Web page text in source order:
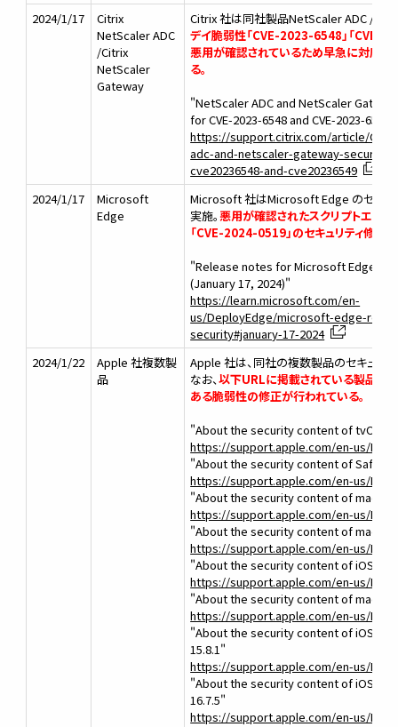
2024/1/17
Citrix
NetScaler ADC
/Citrix
NetScaler
Gateway
Citrix 社は同社製品NetScaler ADC /
デイ脆弱性「CVE-2023-6548」「CVE-
悪用が確認されているため早急に対応す
る。
"NetScaler ADC and NetScaler
for CVE-2023-6548 and CVE-2023-6549"
https://support.citrix.com/article/
adc-and-netscaler-gateway-security-
cve20236548-and-cve20236549
2024/1/17
Microsoft
Edge
Microsoft 社はMicrosoft Edge のセキュ
実施。悪用が確認されたスクリプトエン
「CVE-2024-0519」のセキュリティ修正も
"Release notes for Microsoft Edge
(January 17, 2024)"
https://learn.microsoft.com/en-
us/DeployEdge/microsoft-edge-
security#january-17-2024
2024/1/22
Apple 社複数製
品
Apple 社は、同社の複数製品のセキュリ
なお、以下URLに掲載されている製品は
ある脆弱性の修正が行われている。
"About the security content of tvOS
https://support.apple.com/en-us/
"About the security content of Safari
https://support.apple.com/en-us/
"About the security content of macOS
https://support.apple.com/en-us/
"About the security content of macOS
https://support.apple.com/en-us/
"About the security content of iOS
https://support.apple.com/en-us/
"About the security content of macOS
https://support.apple.com/en-us/
"About the security content of iOS
15.8.1"
https://support.apple.com/en-us/
"About the security content of iOS
16.7.5"
https://support.apple.com/en-us/